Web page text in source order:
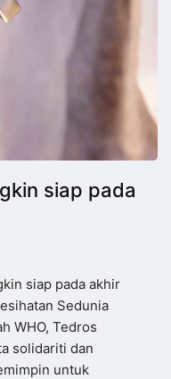
siap pada
siap pada akhir
Sedunia
WHO, Tedros
solidariti dan
untuk